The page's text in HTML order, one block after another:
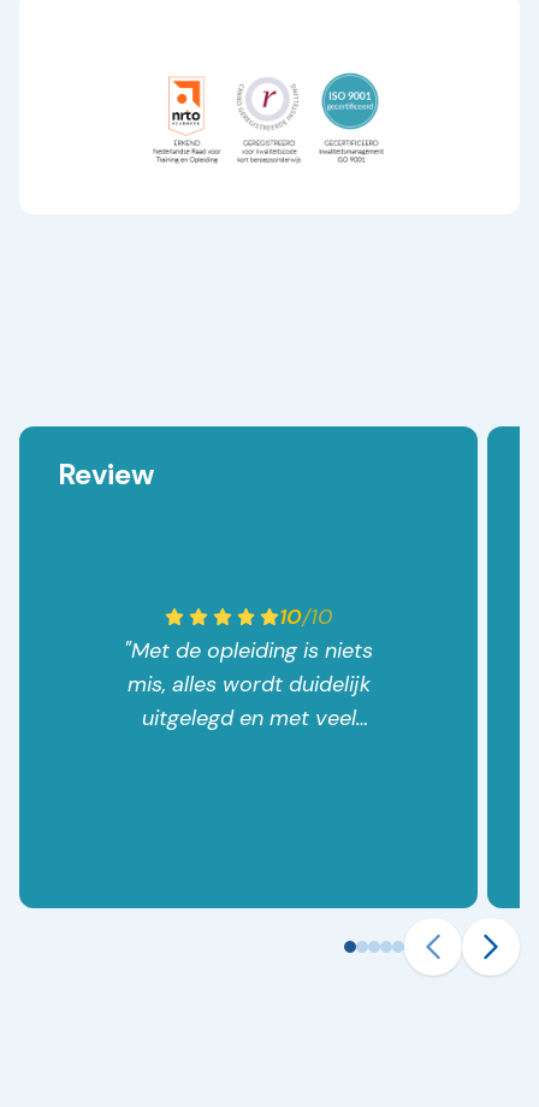
Review
10/10
"Met de opleiding is niets
mis, alles wordt duidelijk
uitgelegd en met veel
symbolen in onze letters